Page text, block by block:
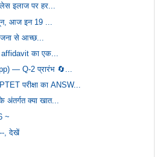
इलाज पर हर...
आज इन 19 ...
से आच्छ...
का एक...
— Q-2 प्रारंभ 🔄...
परीक्षा का ANSW...
क्या खात...
~
, देखें